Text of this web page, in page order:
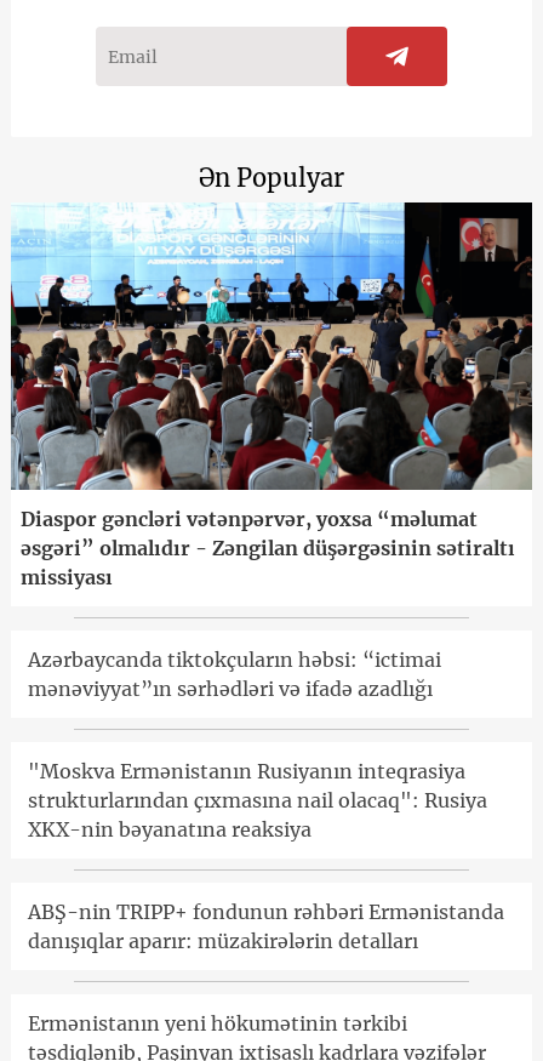
Ən Populyar
Diaspor gəncləri vətənpərvər, yoxsa “məlumat
əsgəri” olmalıdır - Zəngilan düşərgəsinin sətiraltı
missiyası
Azərbaycanda tiktokçuların həbsi: “ictimai
mənəviyyat”ın sərhədləri və ifadə azadlığı
"Moskva Ermənistanın Rusiyanın inteqrasiya
strukturlarından çıxmasına nail olacaq": Rusiya
XKX-nin bəyanatına reaksiya
ABŞ-nin TRIPP+ fondunun rəhbəri Ermənistanda
danışıqlar aparır: müzakirələrin detalları
Ermənistanın yeni hökumətinin tərkibi
təsdiqlənib, Paşinyan ixtisaslı kadrlara vəzifələr